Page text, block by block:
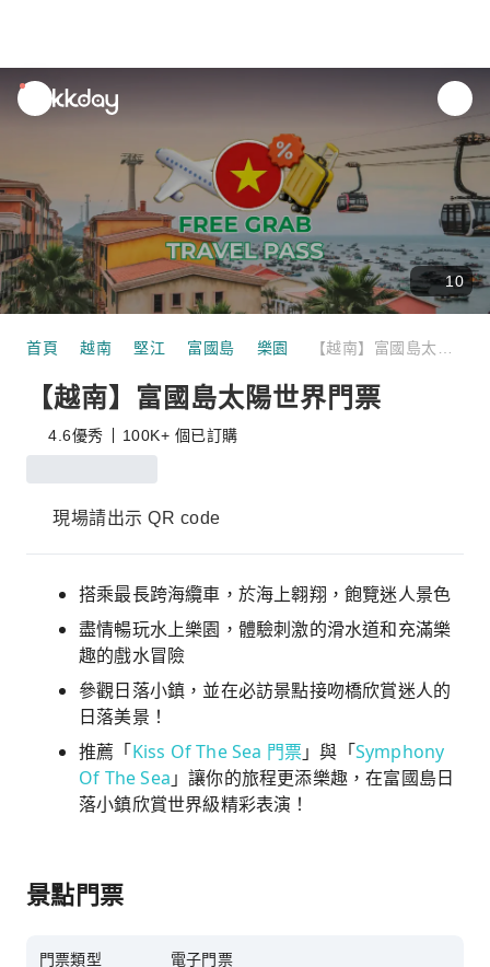
unread
notifications
10
首頁 越南 堅江 富國島 樂園
【越南】富國島太陽世界門票
4.6優秀 100K+ 個已訂購
現場請出示 QR code
搭乘最長跨海纜車，於海上翱翔，飽覽迷人景色
盡情暢玩水上樂園，體驗刺激的滑水道和充滿樂
趣的戲水冒險
參觀日落小鎮，並在必訪景點接吻橋欣賞迷人的
日落美景！
推薦「Kiss Of The Sea 門票」與「Symphony
Of The Sea 」讓你的旅程更添樂趣，在富國島日
落小鎮欣賞世界級精彩表演！
景點門票
門票類型 電子門票